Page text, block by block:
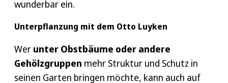
Wählen Sie einen sonnigen bis
halbschattigen Standort mit gut
nicht stark verdichtet sein.
Den Bodenaushub mit etwas Kompost
oder Pflanzerde vermengen, um die
Wurzeln zu erreichen. Dies fördert ein tieferes
Wurzelsystem und erhöht die
Trockenperioden.
Tipp 5: Staunässe vermeiden
wunderbar ein.
Unterpflanzung mit dem Otto Luyken
Wer unter Obstbäume oder andere
Gehölzgruppen mehr Struktur und Schutz in
seinen Garten bringen möchte, kann auch auf